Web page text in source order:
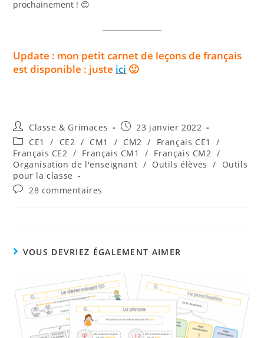
prochainement ! 😊
Update : mon petit carnet de leçons de français
est disponible : juste ici 🙂
Auteur/autrice
de
la
publication :
Classe & Grimaces
Publication
publiée :
23 janvier 2022
Post
category:
CE1 / CE2 / CM1 / CM2 / Français CE1
/
Français CE2 / Français CM1 / Français CM2 /
Organisation de l'enseignant / Outils élèves /
Outils
pour la classe
Commentaires
28 commentaires
VOUS DEVRIEZ ÉGALEMENT AIMER